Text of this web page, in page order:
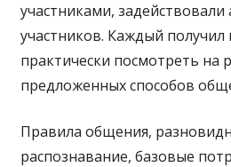
участниками, задействовали
участников. Каждый
практически посмотреть на
предложенных способов
Правила общения,
распознавание, базовые